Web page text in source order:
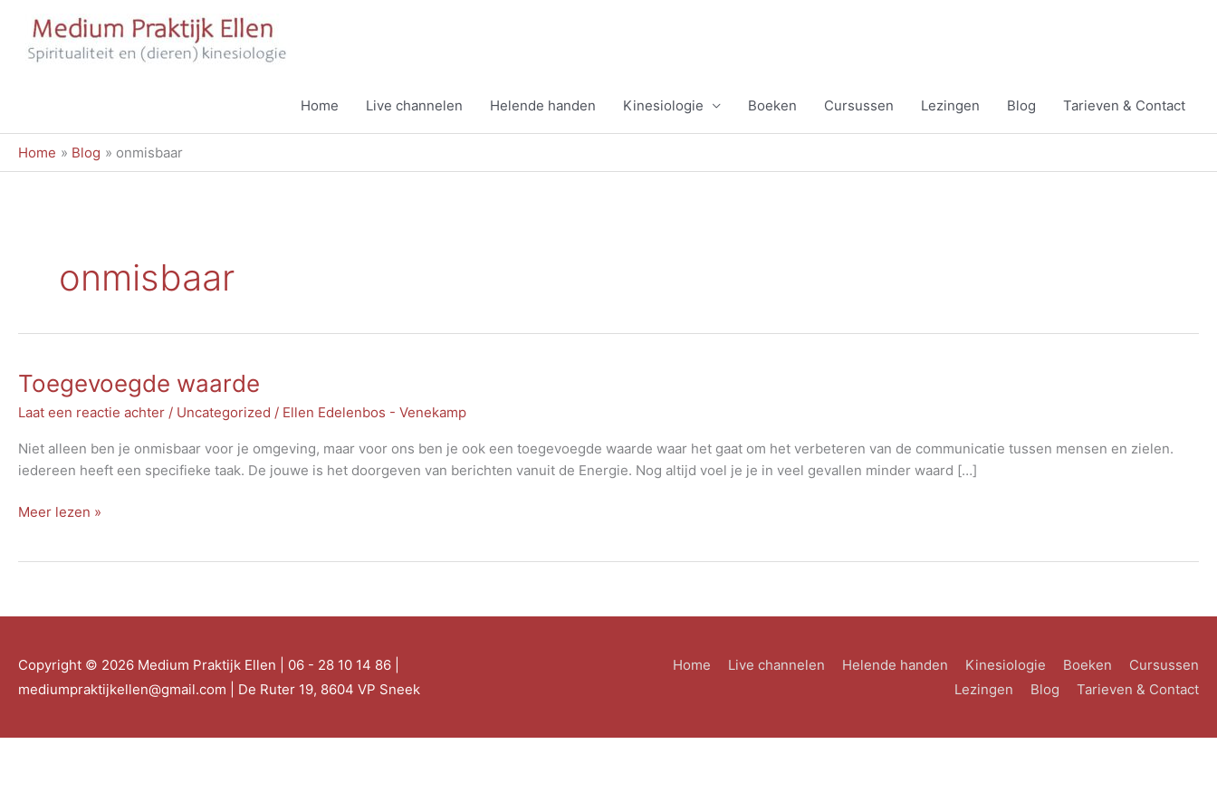
Home
Live channelen Helende handen Kinesiologie Boeken Cursussen Lezingen Blog Tarieven & Contact
Home Blog onmisbaar
onmisbaar
Toegevoegde waarde
Laat een reactie achter / Uncategorized / Ellen Edelenbos - Venekamp
Niet alleen ben je onmisbaar voor je omgeving, maar voor ons ben je ook een toegevoegde waarde waar het gaat om het verbeteren van de communicatie tussen mensen en zielen.
iedereen heeft een specifieke taak. De jouwe is het doorgeven van berichten vanuit de Energie. Nog altijd voel je je in veel gevallen minder waard […]
Toegevoegde
Meer lezen »
Copyright © 2026 Medium Praktijk Ellen | 06 - 28 10 14 86 |
mediumpraktijkellen@gmail.com | De Ruter 19, 8604 VP Sneek
Home Live channelen Helende handen Kinesiologie Boeken
Cursussen
Lezingen
Blog Tarieven & Contact